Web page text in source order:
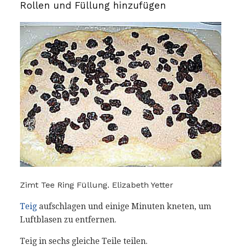
Rollen und Füllung hinzufügen
Zimt Tee Ring Füllung. Elizabeth Yetter
Teig aufschlagen und einige Minuten kneten, um
Luftblasen zu entfernen.
Teig in sechs gleiche Teile teilen.